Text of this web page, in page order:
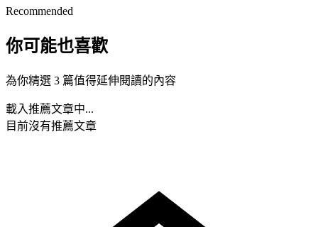
Recommended
你可能也喜歡
為你精選 3 篇值得延伸閱讀的內容
載入推薦文章中...
目前沒有推薦文章